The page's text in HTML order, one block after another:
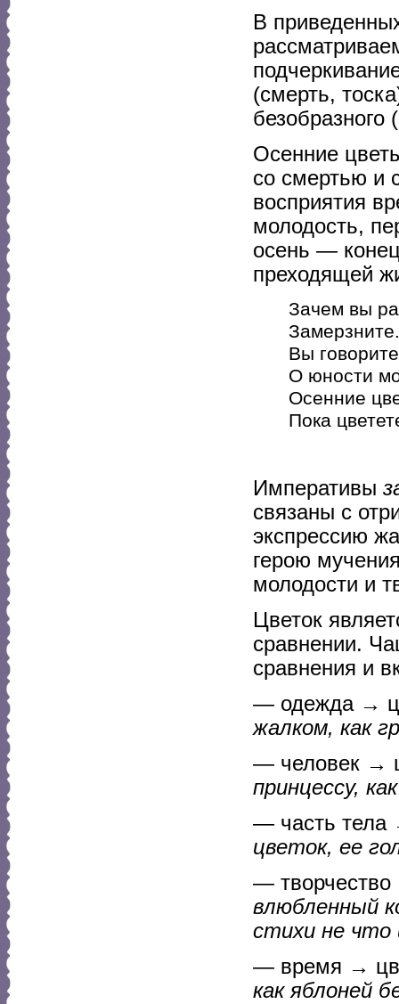
В
(смерть,
Осенние
со смертью и
восприятия
молодость,
осень —
преходящей
Зачем вы
Вы
О юности
Осенние
Пока
Императивы
связаны с
экспрессию
герою
молодости и
Цветок
сравнении.
сравнения и
— одежда →
жалком, как
— человек →
принцессу,
— часть тела
цветок, ее
— творчество
влюбленный
стихи не что
— время →
как яблоней